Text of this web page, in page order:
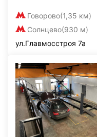
Говорово(1,35 км)
Солнцево(930 м)
ул.Главмосстроя 7а